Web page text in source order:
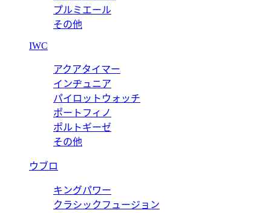
プルミエール
その他
IWC
アクアタイマー
インヂュニア
パイロットウォッチ
ポートフィノ
ポルトギーゼ
その他
ウブロ
キングパワー
クラシックフュージョン